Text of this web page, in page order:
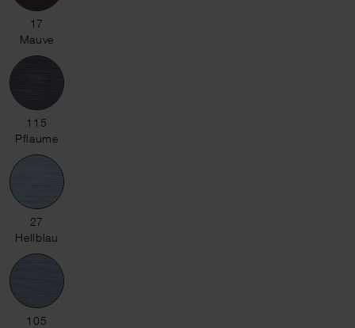
17 Mauve
17
Mauve
115 Pflaume
115
Pflaume
27 Hellblau
27
Hellblau
105 Blassblau
105